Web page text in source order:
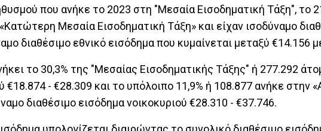
που ανήκε το 2023 στη "Μεσαία Εισοδηματική Τάξη", το
Μεσαία Εισοδηματική Τάξη» και είχαν ισοδύναμο
διαθέσιμο εθνικό εισόδημα που κυμαίνεται μεταξύ €14.156
το 30,3% της "Μεσαίας Εισοδηματικής Τάξης" ή 277.292
€18.874 - €28.309 και το υπόλοιπο 11,9% ή 108.877 ανήκε στην
διαθέσιμο εισόδημα νοικοκυριού €28.310 - €37.746.